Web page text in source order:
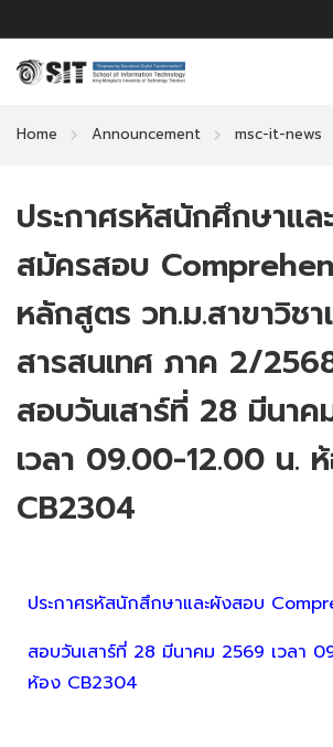
Home Announcement msc-it-news
ประกาศรหัสนักศึกษาแ
สมัครสอบ
หลักสูตร วท.ม.สาขาวิชา
สารสนเทศ ภาค 2/
สอบวันเสาร์ที่ 28 มีนา
เวลา 09.00-12.00 น.
CB2304
ประกาศรหัสนักสึกษาและผังสอบ
สอบวันเสาร์ที่ 28 มีนาคม 2569 เวลา
ห้อง CB2304